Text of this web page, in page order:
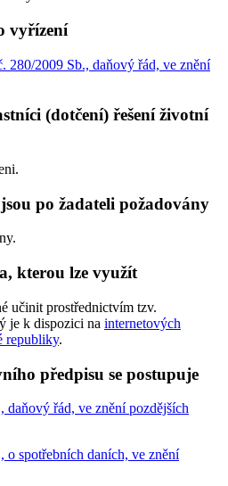
vyřízení
280/2009 Sb., daňový řád, ve znění
(dotčení) řešení životní
po žadateli požadovány
kterou lze využít
učinit prostřednictvím tzv.
je k dispozici na internetových
republiky.
předpisu se postupuje
daňový řád, ve znění pozdějších
o spotřebních daních, ve znění